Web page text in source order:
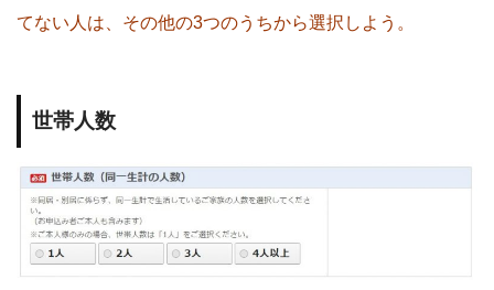
てない人は、その他の3つのうちから選択しよう。
世帯人数